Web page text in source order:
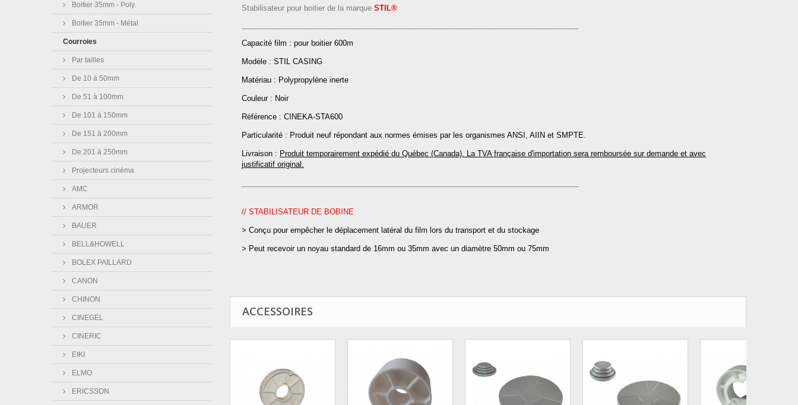
Boitier 35mm - Poly.
Boitier 35mm - Métal
Courroies
Par tailles
De 10 à 50mm
De 51 à 100mm
De 101 à 150mm
De 151 à 200mm
De 201 à 250mm
Projecteurs cinéma
AMC
ARMOR
BAUER
BELL&HOWELL
BOLEX PAILLARD
CANON
CHINON
CINEGEL
CINERIC
EIKI
ELMO
ERICSSON
Stabilisateur pour boitier de la marque STIL®
Capacité film : pour boitier 600m
Modèle : STIL CASING
Matériau : Polypropylène inerte
Couleur : Noir
Référence : CINEKA-STA600
Particularité : Produit neuf répondant aux normes émises par les organismes ANSI, AIIN et SMPTE.
Livraison : Produit temporairement expédié du Québec (Canada). La TVA française d'importation sera remboursée sur demande et avec
justificatif original.
// STABILISATEUR DE BOBINE
> Conçu pour empêcher le déplacement latéral du film lors du transport et du stockage
> Peut recevoir un noyau standard de 16mm ou 35mm avec un diamètre 50mm ou 75mm
ACCESSOIRES